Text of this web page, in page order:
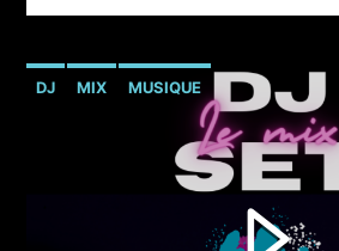
DJ MIX MUSIQUE